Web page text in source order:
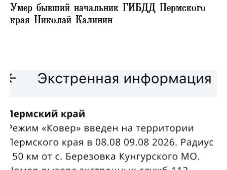
Умер бывший начальник ГИБДД Пермского
края Николай Калинин